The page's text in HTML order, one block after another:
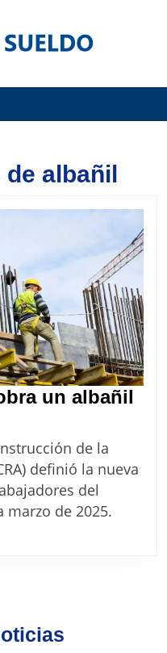
albañil
un albañil
de la
definió la nueva
del
marzo de 2025.